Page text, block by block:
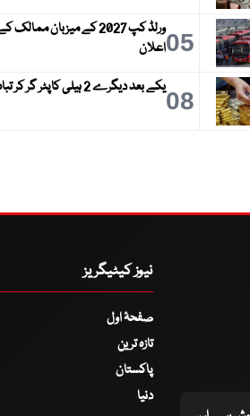
05
ورلڈ کپ 2027 کے میزبان
اعلان
08یکے بعد دیگرے 2 ہیلی کاپٹر گر کر تباہ؛ متعدد ہلاکتیں
نیوز کیٹیگریز
صفحۂ اول
تازہ ترین
پاکستان
دنیا